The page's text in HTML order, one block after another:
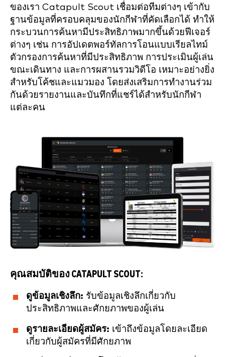
ของเรา Catapult Scout เชื่อมต่อทีมต่างๆ เข้ากับ
ฐานข้อมูลที่ครอบคลุมของนักกีฬาที่คัดเลือกได้ ทำให้
กระบวนการค้นหามีประสิทธิภาพมากขึ้นด้วยฟีเจอร์
ต่างๆ เช่น การอัปเดตพอร์ทัลการโอนแบบเรียลไทม์
ตัวกรองการค้นหาที่มีประสิทธิภาพ การประเมินผู้เล่น
ขณะเดินทาง และการผสานรวมวิดีโอ เหมาะอย่างยิ่ง
สำหรับโค้ชและแมวมอง โดยส่งเสริมการทำงานร่วม
กันด้วยรายงานและบันทึกที่แชร์ได้สำหรับนักกีฬา
แต่ละคน
คุณสมบัติของ CATAPULT SCOUT:
ดูข้อมูลเชิงลึก: รับข้อมูลเชิงลึกเกี่ยวกับ
ประสิทธิภาพและศักยภาพของผู้เล่น
ดูรายละเอียดผู้สมัคร: เข้าถึงข้อมูลโดยละเอียด
เกี่ยวกับผู้สมัครที่มีศักยภาพ